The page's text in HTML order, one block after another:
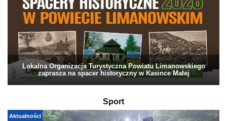
Lokalna Organizacja Turystyczna Powiatu Limanowskiego
zaprasza na spacer historyczny w Kasince Małej
Sport
Aktualności